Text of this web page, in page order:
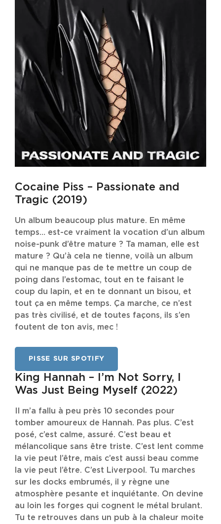
Cocaine Piss – Passionate and
Tragic (2019)
Un album beaucoup plus mature. En même
temps… est-ce vraiment la vocation d’un album
noise-punk d’être mature ? Ta maman, elle est
mature ? Qu’à cela ne tienne, voilà un album
qui ne manque pas de te mettre un coup de
poing dans l’estomac, tout en te faisant le
coup du lapin, et en te donnant un bisou, et
tout ça en même temps. Ça marche, ce n’est
pas très civilisé, et de toutes façons, ils s’en
foutent de ton avis, mec !
PISSE SUR SPOTIFY
King Hannah – I’m Not Sorry, I
Was Just Being Myself (2022)
Il m’a fallu à peu près 10 secondes pour
tomber amoureux de Hannah. Pas plus. C’est
posé, c’est calme, assuré. C’est beau et
mélancolique sans être triste. C’est lent comme
la vie peut l’être, mais c’est aussi beau comme
la vie peut l’être. C’est Liverpool. Tu marches
sur les docks embrumés, il y règne une
atmosphère pesante et inquiétante. On devine
au loin les forges qui cognent le métal brulant.
Tu te retrouves dans un pub à la chaleur moite